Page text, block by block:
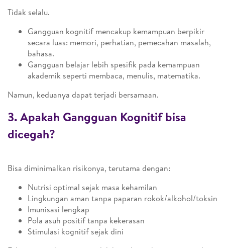
Tidak selalu.
Gangguan kognitif mencakup kemampuan berpikir
secara luas: memori, perhatian, pemecahan masalah,
bahasa.
Gangguan belajar lebih spesifik pada kemampuan
akademik seperti membaca, menulis, matematika.
Namun, keduanya dapat terjadi bersamaan.
3. Apakah Gangguan Kognitif bisa
dicegah?
Bisa diminimalkan risikonya, terutama dengan:
Nutrisi optimal sejak masa kehamilan
Lingkungan aman tanpa paparan rokok/alkohol/toksin
Imunisasi lengkap
Pola asuh positif tanpa kekerasan
Stimulasi kognitif sejak dini